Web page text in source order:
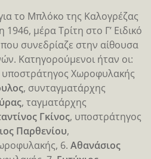
το Μπλόκο της Καλογρέζας
μέρα Τρίτη στο Γ’ Ειδικό
συνεδρίαζε στην αίθουσα
Κατηγορούμενοι ήταν οι:
υποστράτηγος Χωροφυλακής
, συνταγματάρχης
, ταγματάρχης
Γκίνος, υποστράτηγος
Παρθενίου,
6. Αθανάσιος